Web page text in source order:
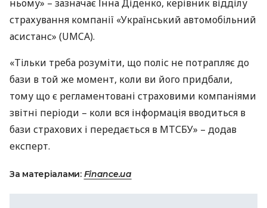
ньому» – зазначає Інна Діденко, керівник відділу
страхування компанії «Український автомобільний
асистанс» (UMCA).
«Тільки треба розуміти, що поліс не потрапляє до
бази в той же момент, коли ви його придбали,
тому що є регламентовані страховими компаніями
звітні періоди – коли вся інформація вводиться в
бази страхових і передається в МТСБУ» – додав
експерт.
За матеріалами: Finance.ua